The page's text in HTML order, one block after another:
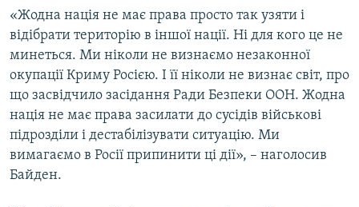
«Жодна нація не має права просто так узяти і
відібрати територію в іншої нації. Ні для кого це не
минеться. Ми ніколи не визнаємо незаконної
окупації Криму Росією. І її ніколи не визнає світ, про
що засвідчило засідання Ради Безпеки ООН. Жодна
нація не має права засилати до сусідів військові
підрозділи і дестабілізувати ситуацію. Ми
вимагаємо в Росії припинити ці дії», – наголосив
Байден.